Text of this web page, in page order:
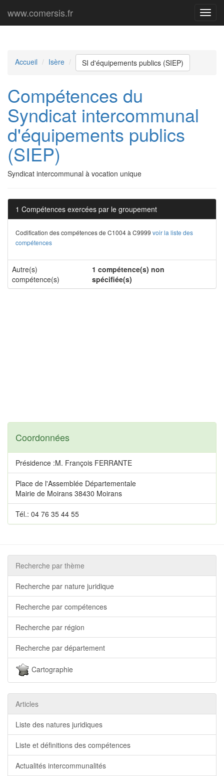
Menu
www.comersis.fr
Accueil Isère SI d'équipements publics (SIEP)
Compétences du
Syndicat intercommunal
d'équipements publics
(SIEP)
Syndicat intercommunal à vocation unique
1 Compétences exercées par le groupement
Codification des compétences de C1004 à C9999 voir la liste des
compétences
Autre(s)
compétence(s)
1 compétence(s) non
spécifiée(s)
Coordonnées
Présidence :M. François FERRANTE
Place de l'Assemblée Départementale
Mairie de Moirans 38430 Moirans
Tél.: 04 76 35 44 55
Recherche par thème
Recherche par nature juridique
Recherche par compétences
Recherche par région
Recherche par département
Cartographie
Articles
Liste des natures juridiques
Liste et définitions des compétences
Actualités intercommunalités